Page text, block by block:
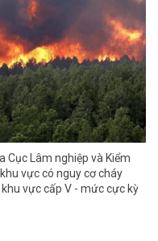
Cục Lâm nghiệp và Kiểm
vực có nguy cơ cháy
vực cấp V - mức cực kỳ